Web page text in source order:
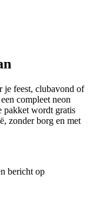
je feest, clubavond of
compleet neon
pakket wordt gratis
zonder borg en met
bericht op